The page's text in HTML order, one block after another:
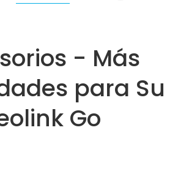
- Más
para Su
Go